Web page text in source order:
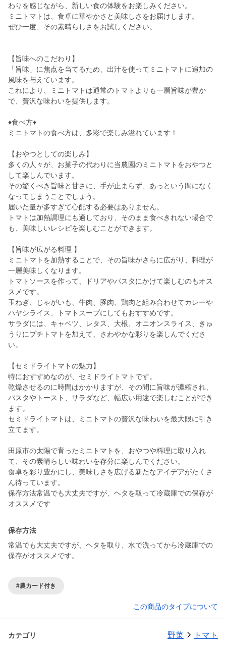
わりを感じながら、新しい食の体験をお楽しみください。
ミニトマトは、食卓に華やかさと美味しさをお届けします。
ぜひ一度、その素晴らしさをお試しください。
【旨味へのこだわり】
「旨味」に焦点を当てるため、出汁を使ってミニトマトに追加の
風味を与えています。
これにより、ミニトマトは通常のトマトよりも一層旨味が豊か
で、贅沢な味わいを提供します。
♦食べ方♦
ミニトマトの食べ方は、多彩で楽しみ溢れています！
【おやつとしての楽しみ】
多くの人々が、お菓子の代わりに当農園のミニトマトをおやつと
して楽しんでいます。
その驚くべき旨味と甘さに、手が止まらず、あっという間になく
なってしまうことでしょう。
届いた量が多すぎて心配する必要はありません。
トマトは加熱調理にも適しており、そのまま食べきれない場合で
も、美味しいレシピを楽しむことができます。
【旨味が広がる料理 】
ミニトマトを加熱することで、その旨味がさらに広がり、料理が
一層美味しくなります。
トマトソースを作って、ドリアやパスタにかけて楽しむのもオス
スメです。
玉ねぎ、じゃがいも、牛肉、豚肉、鶏肉と組み合わせてカレーや
ハヤシライス、トマトスープにしてもおすすめです。
サラダには、キャベツ、レタス、大根、オニオンスライス、きゅ
うりにプチトマトを加えて、さわやかな彩りを楽しんでくださ
い。
【セミドライトマトの魅力】
特におすすめなのが、セミドライトマトです。
乾燥させるのに時間はかかりますが、その間に旨味が濃縮され、
パスタやトースト、サラダなど、幅広い用途で楽しむことができ
ます。
セミドライトマトは、ミニトマトの贅沢な味わいを最大限に引き
立てます。
田原市の太陽で育ったミニトマトを、おやつや料理に取り入れ
て、その素晴らしい味わいを存分に楽しんでください。
食卓を彩り豊かにし、美味しさを広げる新たなアイデアがたくさ
ん待っています。
保存方法常温でも大丈夫ですが、ヘタを取って冷蔵庫での保存が
オススメです
保存方法
常温でも大丈夫ですが、ヘタを取り、水で洗ってから冷蔵庫での
保存がオススメです。
#農カード付き
この商品のタイプについて
カテゴリ 野菜 トマト